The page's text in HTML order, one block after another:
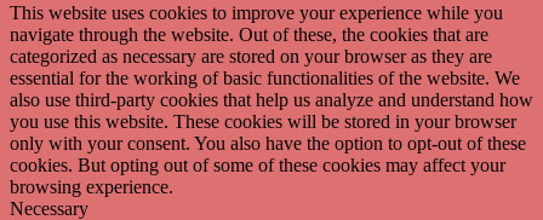
This website uses cookies to improve your experience while you
navigate through the website. Out of these, the cookies that are
categorized as necessary are stored on your browser as they are
essential for the working of basic functionalities of the website. We
also use third-party cookies that help us analyze and understand how
you use this website. These cookies will be stored in your browser
only with your consent. You also have the option to opt-out of these
cookies. But opting out of some of these cookies may affect your
browsing experience.
Necessary